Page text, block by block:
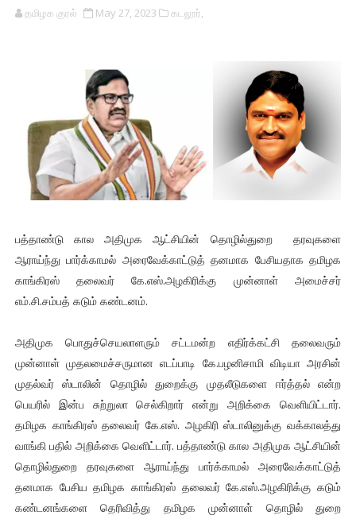
தமிழக குரல் May 27, 2023 கடலூர்,
பத்தாண்டு கால அதிமுக ஆட்சியின் தொழில்துறை தரவுகளை
ஆராய்ந்து பார்க்காமல் அரைவேக்காட்டுத் தனமாக பேசியதாக தமிழக
காங்கிரஸ் தலைவர் கே.எஸ்.அழகிரிக்கு முன்னாள் அமைச்சர்
எம்.சி.சம்பத் கடும் கண்டனம்.
அதிமுக பொதுச்செயலாளரும் சட்டமன்ற எதிர்க்கட்சி தலைவரும்
முன்னாள் முதலமைச்சருமான எடப்பாடி கே.பழனிசாமி விடியா அரசின்
முதல்வர் ஸ்டாலின் தொழில் துறைக்கு முதலீடுகளை ஈர்த்தல் என்ற
பெயரில் இன்ப சுற்றுலா செல்கிறார் என்று அறிக்கை வெளியிட்டார்.
தமிழக காங்கிரஸ் தலைவர் கே.எஸ். அழகிரி ஸ்டாலினுக்கு வக்காலத்து
வாங்கி பதில் அறிக்கை வெளிட்டார். பத்தாண்டு கால அதிமுக ஆட்சியின்
தொழில்துறை தரவுகளை ஆராய்ந்து பார்க்காமல் அரைவேக்காட்டுத்
தனமாக பேசிய தமிழக காங்கிரஸ் தலைவர் கே.எஸ்.அழகிரிக்கு கடும்
கண்டனங்களை தெரிவித்து தமிழக முன்னாள் தொழில் துறை